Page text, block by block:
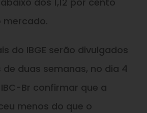
mercado.
do IBGE serão divulgados
duas semanas, no dia 4
Br confirmar que a
menos do que o